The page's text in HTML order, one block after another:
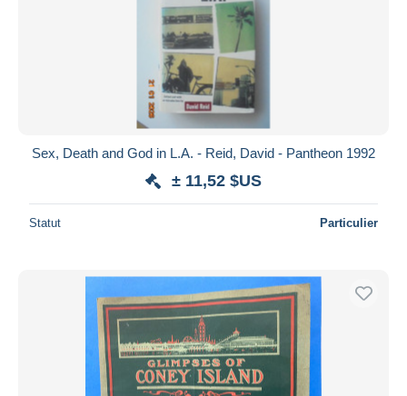
Sex, Death and God in L.A. - Reid, David - Pantheon 1992
± 11,52 $US
Statut Particulier